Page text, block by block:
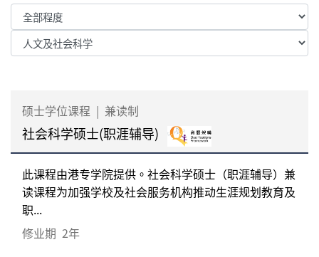
硕士学位课程 | 兼读制
社会科学硕士(职涯辅导)
此课程由港专学院提供。社会科学硕士（职涯辅导）兼
读课程为加强学校及社会服务机构推动生涯规划教育及
职...
修业期 2年